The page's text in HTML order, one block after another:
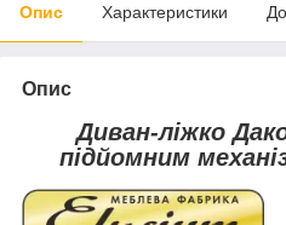
Опис Характеристики
Опис
Диван-ліжко
підйомним